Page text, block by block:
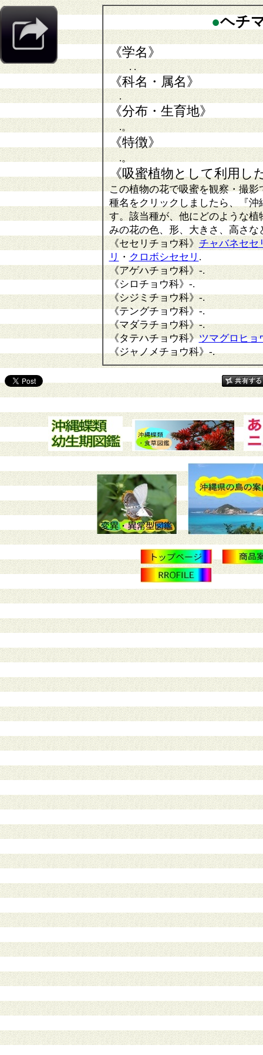
●ヘチ
《学名》
. .
《科名・属名》
.
《分布・生育地》
.。
《特徴》
.。
《吸蜜植物として利用し
この植物の花で吸蜜を観察・撮影
種名をクリックしましたら、『
す。該当種が、他にどのような
みの花の色、形、大きさ、高さ
《セセリチョウ科》チャバネセセ
リ ・ クロボシセセリ .
《アゲハチョウ科》-.
《シロチョウ科》 -.
《シジミチョウ科》-.
《テングチョウ科》-.
《マダラチョウ科》-.
《タテハチョウ科》ツマグロヒョ
《ジャノメチョウ科》-.